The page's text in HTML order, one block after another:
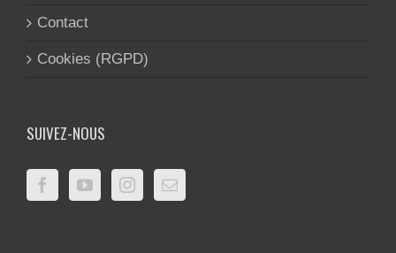
Contact
Cookies (RGPD)
SUIVEZ-NOUS